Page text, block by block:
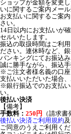
ショップが金額を変更
いに関するご案内メー
お支払いに関するご案
さい。
14日以内にお支払いが
セルいたします。
振込の取扱時間はご利
ださい。連休時など、
バンキングにてお振込み
誠に勝手ながら、振込
※ご注文者様名義の口
支払いいただいた場合
※銀行振込でのお支払
い。
後払い決済
【備考】
手数料： 250円
（請求
後払い決済ご利用規約
ご同意のうえご利用くだ